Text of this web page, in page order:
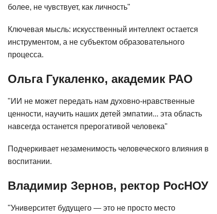
более, не чувствует, как личность"
Ключевая мысль: искусственный интеллект остается
инструментом, а не субъектом образовательного
процесса.
Ольга Гукаленко, академик РАО
"ИИ не может передать нам духовно-нравственные
ценности, научить наших детей эмпатии... эта область
навсегда останется прерогативой человека"
Подчеркивает незаменимость человеческого влияния в
воспитании.
Владимир Зернов, ректор РосНОУ
"Университет будущего — это не просто место